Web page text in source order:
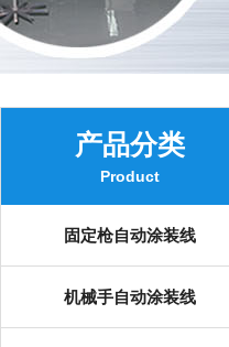
产品分类
Product
固定枪自动涂装线
机械手自动涂装线